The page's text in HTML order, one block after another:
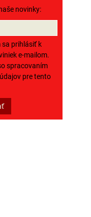
novinky:
sa prihlásiť k
e-mailom.
spracovaním
pre tento